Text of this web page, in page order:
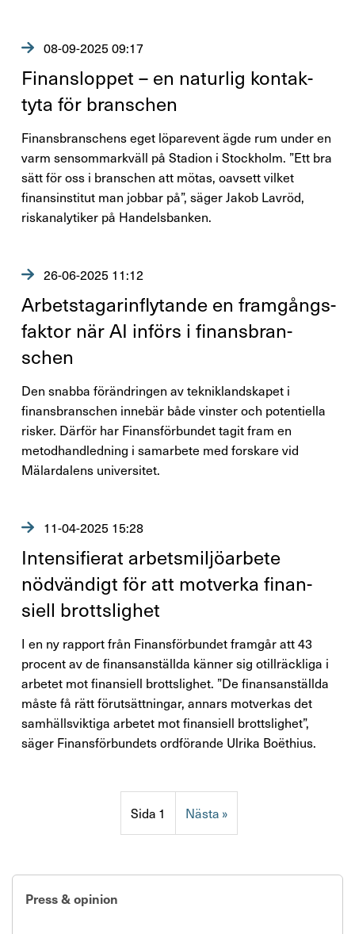
08-09-2025 09:17
Finansloppet – en naturlig kontak­
tyta för bran­schen
Finansbranschens eget löparevent ägde rum under en
varm sensommarkväll på Stadion i Stockholm. ”Ett bra
sätt för oss i branschen att mötas, oavsett vilket
finansinstitut man jobbar på”, säger Jakob Lavröd,
riskanalytiker på Handelsbanken.
26-06-2025 11:12
Arbets­ta­ga­rin­fly­tande en fram­gångs­
faktor när AI införs i finans­bran­
schen
Den snabba förändringen av tekniklandskapet i
finansbranschen innebär både vinster och potentiella
risker. Därför har Finansförbundet tagit fram en
metodhandledning i samarbete med forskare vid
Mälardalens universitet.
11-04-2025 15:28
Inten­si­fi­erat arbets­mil­jö­ar­bete
nödvän­digt för att motverka finan­
siell brotts­lighet
I en ny rapport från Finansförbundet framgår att 43
procent av de finansanställda känner sig otillräckliga i
arbetet mot finansiell brottslighet. ”De finansanställda
måste få rätt förutsättningar, annars motverkas det
samhällsviktiga arbetet mot finansiell brottslighet”,
säger Finansförbundets ordförande Ulrika Boëthius.
1 »
Press & opinion